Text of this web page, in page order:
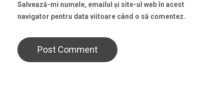
Salvează-mi numele, emailul și site-ul web în acest
navigator pentru data viitoare când o să comentez.